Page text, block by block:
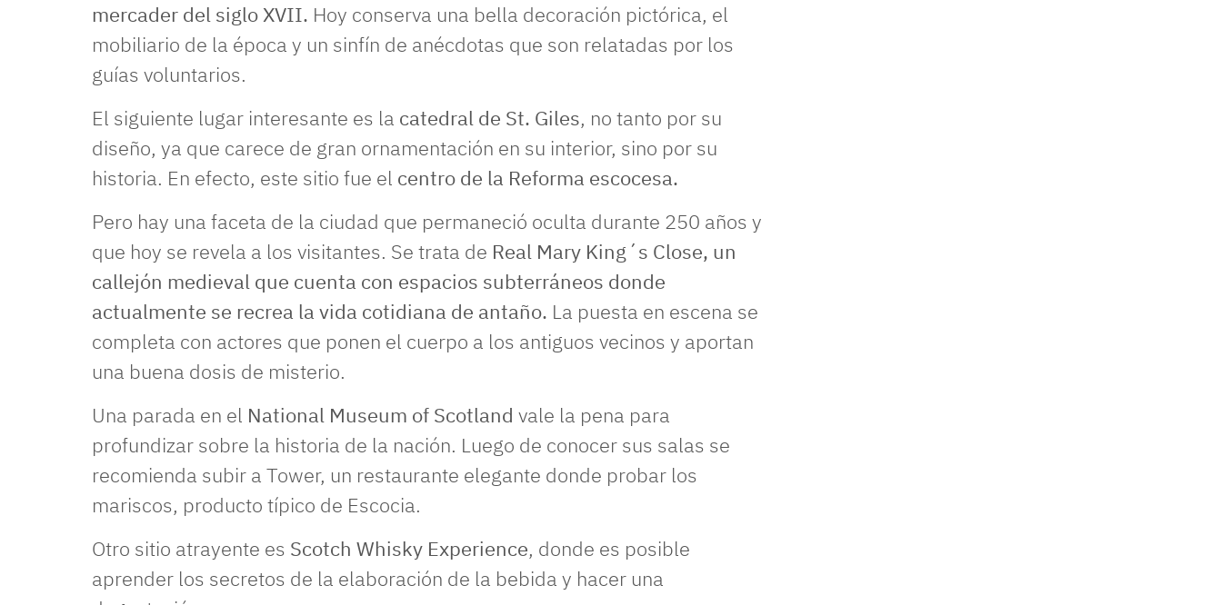
mercader del siglo XVII. Hoy conserva una bella decoración pictórica, el
mobiliario de la época y un sinfín de anécdotas que son relatadas por los
guías voluntarios.
El siguiente lugar interesante es la catedral de St. Giles, no tanto por su
diseño, ya que carece de gran ornamentación en su interior, sino por su
historia. En efecto, este sitio fue el centro de la Reforma escocesa.
Pero hay una faceta de la ciudad que permaneció oculta durante 250 años y
que hoy se revela a los visitantes. Se trata de Real Mary King´s Close, un
callejón medieval que cuenta con espacios subterráneos donde
actualmente se recrea la vida cotidiana de antaño. La puesta en escena se
completa con actores que ponen el cuerpo a los antiguos vecinos y aportan
una buena dosis de misterio.
Una parada en el National Museum of Scotland vale la pena para
profundizar sobre la historia de la nación. Luego de conocer sus salas se
recomienda subir a Tower, un restaurante elegante donde probar los
mariscos, producto típico de Escocia.
Otro sitio atrayente es Scotch Whisky Experience, donde es posible
aprender los secretos de la elaboración de la bebida y hacer una